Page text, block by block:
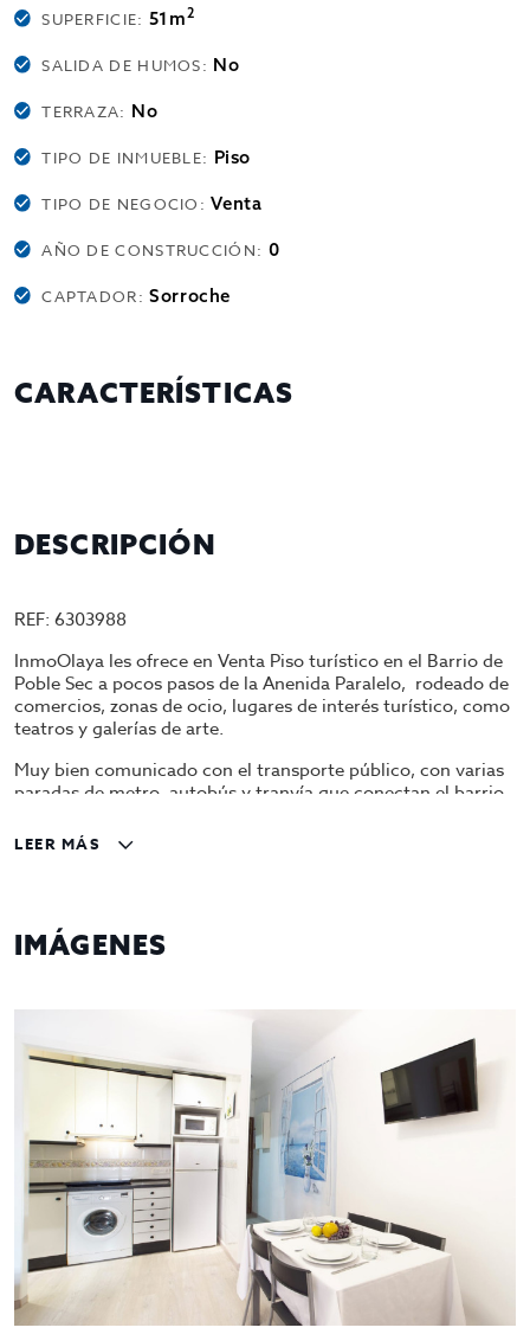
SUPERFICIE: 51m2
SALIDA DE HUMOS: No
TERRAZA: No
TIPO DE INMUEBLE: Piso
TIPO DE NEGOCIO:Venta
AÑO DE CONSTRUCCIÓN: 0
CAPTADOR:Sorroche
CARACTERÍSTICAS
DESCRIPCIÓN
REF: 6303988
InmoOlaya les ofrece en Venta Piso turístico en el Barrio de
Poble Sec a pocos pasos de la Anenida Paralelo, rodeado de
comercios, zonas de ocio, lugares de interés turístico, como
teatros y galerías de arte.
Muy bien comunicado con el transporte público, con varias
paradas de metro, autobús y tranvía que conectan el barrio
Cuenta con 51 m2, tres habitaciones, cocina
Gestiona InmoOlaya
en contacto con nosotros, o visite nuestro portal;
encontrará la mayor selección de restaurantes y negocios de
hostelería en traspaso de Barcelona. Un asesor le
acompañara en todo el proceso, ahorrando tiempo y
seleccionando los mejores negocios para su proyecto.
LEER MÁS
IMÁGENES